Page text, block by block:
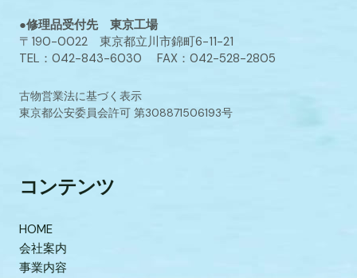
●修理品受付先 東京工場
〒190-0022 東京都立川市錦町6-11-21
TEL：042-843-6030 FAX：042-528-2805
古物営業法に基づく表示
東京都公安委員会許可 第308871506193号
コンテンツ
HOME
会社案内
事業内容